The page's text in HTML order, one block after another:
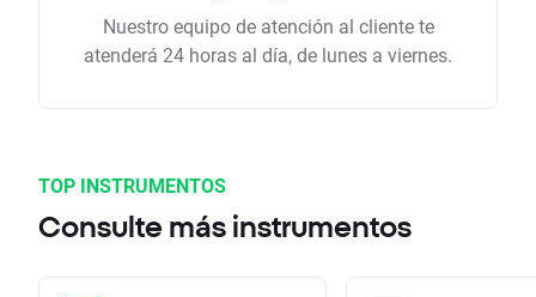
Nuestro equipo de atención al cliente te
atenderá 24 horas al día, de lunes a viernes.
TOP INSTRUMENTOS
Consulte más instrumentos